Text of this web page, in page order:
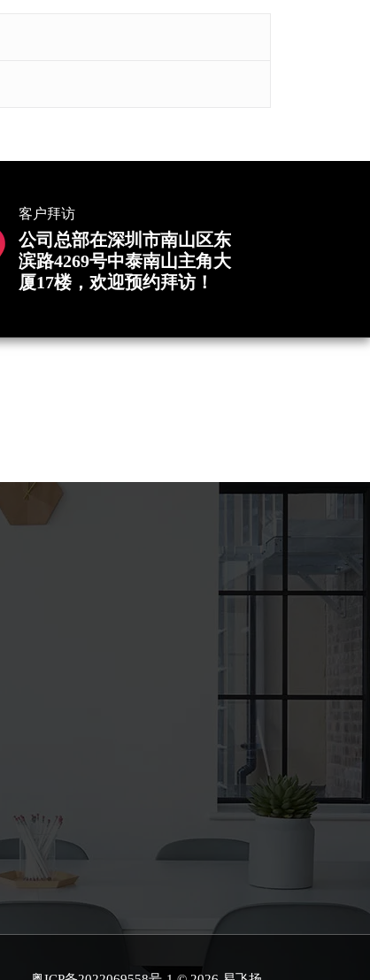
客户拜访
公司总部在深圳市南山区东
滨路4269号中泰南山主角大
厦17楼，欢迎预约拜访！